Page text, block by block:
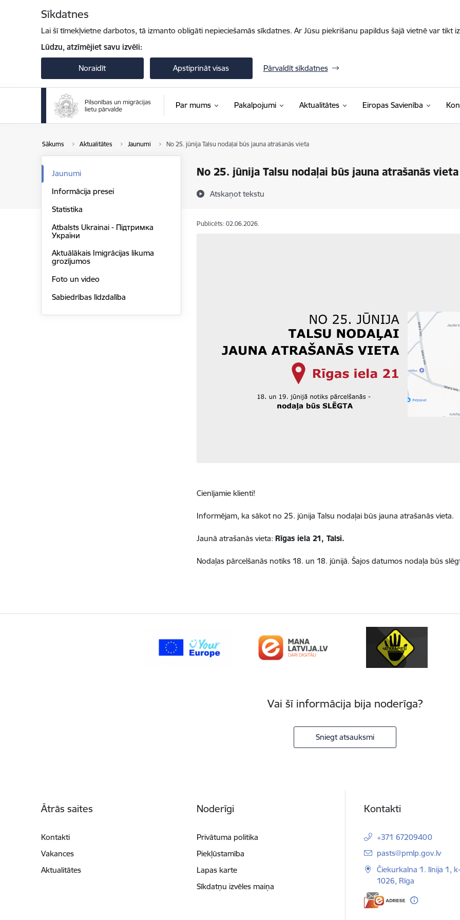
Sīkdatnes
Lai šī tīmekļvietne darbotos, tā izmanto obligāti nepieciešamās sīkdatnes. Ar Jūsu piekrišanu papildus šajā vietnē var tikt
Lūdzu, atzīmējiet savu izvēli:
Noraidīt Apstiprināt visas Pārvaldīt sīkdatnes
Par mums Pakalpojumi Aktualitātes Eiropas Savienība
Sākums Aktualitātes Jaunumi No 25. jūnija Talsu nodaļai būs jauna atrašanās vieta
No 25. jūnija Talsu nodaļai būs jauna atrašanās vieta
Atskaņot tekstu
Jaunumi
Informācija presei
Statistika
Atbalsts Ukrainai - Підтримка
України
Aktuālākais Imigrācijas likuma
grozījumos
Foto un video
Sabiedrības līdzdalība
Publicēts: 02.06.2026.
Cienījamie klienti!
Informējam, ka sākot no 25. jūnija Talsu nodaļai būs jauna atrašanās vieta.
Jaunā atrašanās vieta:Rīgas iela 21, Talsi.
Nodaļas pārcelšanās notiks 18. un 18. jūnijā. Šajos datumos nodaļa būs
Vai šī informācija bija noderīga?
Sniegt atsauksmi
Ātrās saites
Kontakti
Vakances
Aktualitātes
Noderīgi
Privātuma politika
Piekļūstamība
Lapas karte
Sīkdatņu izvēles maiņa
Kontakti
+371 67209400
E-pasts:
pasts@pmlp.gov.lv
Čiekurkalna 1. līnija 1,
1026, Rīga